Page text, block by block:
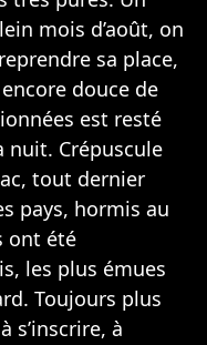
mois d’août, on
sa place,
douce de
est resté
nuit. Crépuscule
tout dernier
pays, hormis au
ont été
les plus émues
Toujours plus
s’inscrire, à